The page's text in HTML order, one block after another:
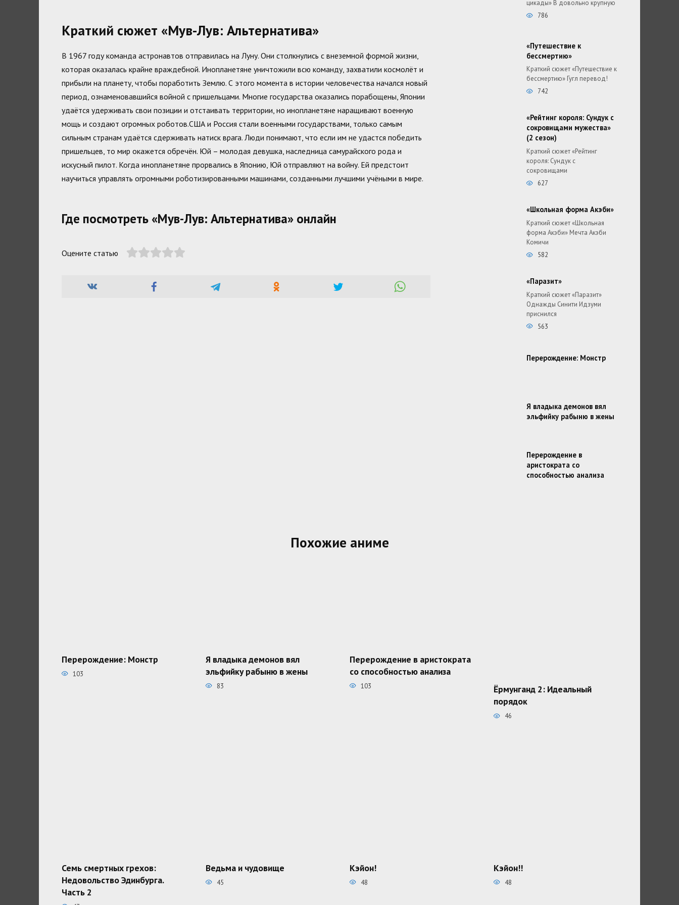
Краткий сюжет «Мув-Лув: Альтернатива»
В 1967 году команда астронавтов отправилась на Луну. Они столкнулись с внеземной формой жизни,
которая оказалась крайне враждебной. Инопланетяне уничтожили всю команду, захватили космолёт и
прибыли на планету, чтобы поработить Землю. С этого момента в истории человечества начался новый
период, ознаменовавшийся войной с пришельцами. Многие государства оказались порабощены, Японии
удаётся удерживать свои позиции и отстаивать территории, но инопланетяне наращивают военную
мощь и создают огромных роботов.США и Россия стали военными государствами, только самым
сильным странам удаётся сдерживать натиск врага. Люди понимают, что если им не удастся победить
пришельцев, то мир окажется обречён. Юй – молодая девушка, наследница самурайского рода и
искусный пилот. Когда инопланетяне прорвались в Японию, Юй отправляют на войну. Ей предстоит
научиться управлять огромными роботизированными машинами, созданными лучшими учёными в мире.
Где посмотреть «Мув-Лув: Альтернатива» онлайн
Оцените статью
цикады» В довольно крупную
786
«Путешествие к
бессмертию»
Краткий сюжет «Путешествие к
бессмертию» Гугл перевод!
742
«Рейтинг короля: Сундук с
сокровищами мужества»
(2 сезон)
Краткий сюжет «Рейтинг
короля: Сундук с
сокровищами
627
«Школьная форма Акэби»
Краткий сюжет «Школьная
форма Акэби» Мечта Акэби
Комичи
582
«Паразит»
Краткий сюжет «Паразит»
Однажды Синити Идзуми
приснился
563
Перерождение: Монстр
Я владыка демонов вял
эльфийку рабыню в жены
Перерождение в
аристократа со
способностью анализа
Похожие аниме
Перерождение: Монстр
103
Я владыка демонов вял
эльфийку рабыню в жены
83
Перерождение в аристократа
со способностью анализа
103
Ёрмунганд 2: Идеальный
порядок
46
Семь смертных грехов:
Недовольство Эдинбурга.
Часть 2
Ведьма и чудовище
45
Кэйон!
48
Кэйон!!
48